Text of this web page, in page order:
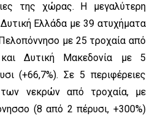
της χώρας. Η μεγαλύτερη
Ελλάδα με 39 ατυχήματα
με 25 τροχαία από
Δυτική Μακεδονία με 5
(+66,7%). Σε 5 περιφέρειες
των νεκρών από τροχαία, με
(8 από 2 πέρυσι, +300%)